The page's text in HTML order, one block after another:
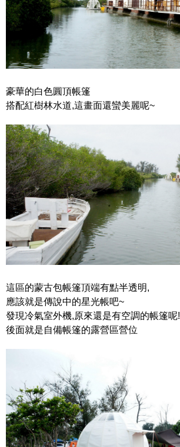
豪華的白色圓頂帳篷
搭配紅樹林水道,這畫面還蠻美麗呢~
這區的蒙古包帳篷頂端有點半透明,
應該就是傳說中的星光帳吧~
發現冷氣室外機,原來還是有空調的帳篷呢!
後面就是自備帳篷的露營區營位